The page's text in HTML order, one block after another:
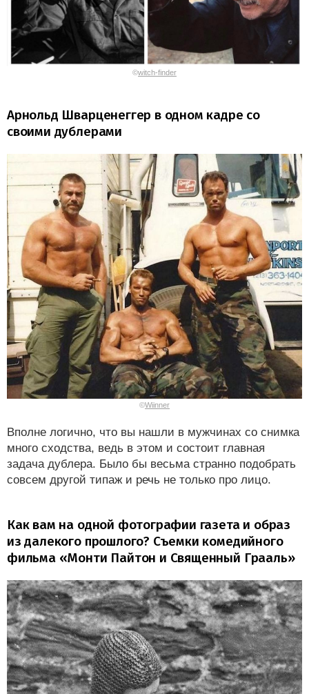
©witch-finder
Арнольд Шварценеггер в одном кадре со
своими дублерами
©Wiinner
Вполне логично, что вы нашли в мужчинах со снимка
много сходства, ведь в этом и состоит главная
задача дублера. Было бы весьма странно подобрать
совсем другой типаж и речь не только про лицо.
Как вам на одной фотографии газета и образ
из далекого прошлого? Съемки комедийного
фильма «Монти Пайтон и Священный Грааль»